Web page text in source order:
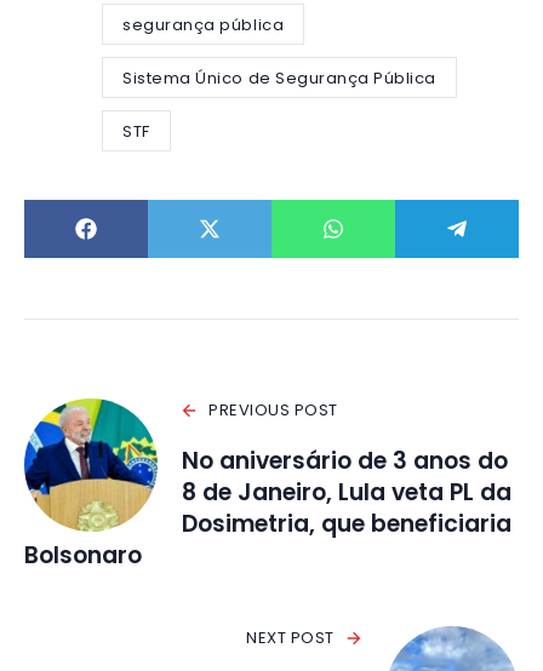
segurança pública
Sistema Único de Segurança Pública
STF
PREVIOUS POST
No aniversário de 3 anos do
8 de Janeiro, Lula veta PL da
Dosimetria, que beneficiaria
Bolsonaro
NEXT POST